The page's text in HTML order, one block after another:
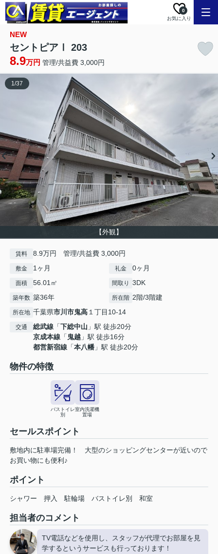
お気に入り
0
NEW
セントピアⅠ 203
8.9万円 管理/共益費 3,000円
【外観】
1/37
賃料 8.9万円 管理/共益費 3,000円
敷金 1ヶ月 礼金 0ヶ月
面積 56.01㎡ 間取り 3DK
築年数 築36年 所在階 2階/3階建
所在地 千葉県市川市鬼高１丁目10-14
交通 総武線 「下総中山 」駅 徒歩20分
京成本線 「 鬼越 」駅 徒歩16分
都営新宿線 「本八幡 」駅 徒歩20分
物件の特徴
バストイレ
別
室内洗濯機
置場
セールスポイント
敷地内に駐車場完備！ 大型のショッピングセンターが近いので
お買い物にも便利♪
ポイント
シャワー 押入 駐輪場 バストイレ別 和室
担当者のコメント
TV電話などを使用し、スタッフが代理でお部屋を見
学するというサービスも行っております！